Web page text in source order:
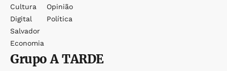
Cultura
Digital
Salvador
Economia
Opinião
Política
GrupoA TARDE